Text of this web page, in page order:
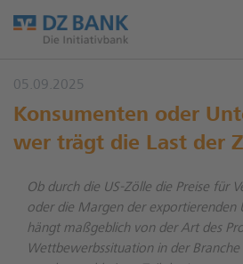
05.09.2025
Konsumenten oder
wer trägt die Last der
Ob durch die US-Zölle die Preise für
oder die Margen der exportierenden
hängt maßgeblich von der Art des
Wettbewerbssituation in der Branche